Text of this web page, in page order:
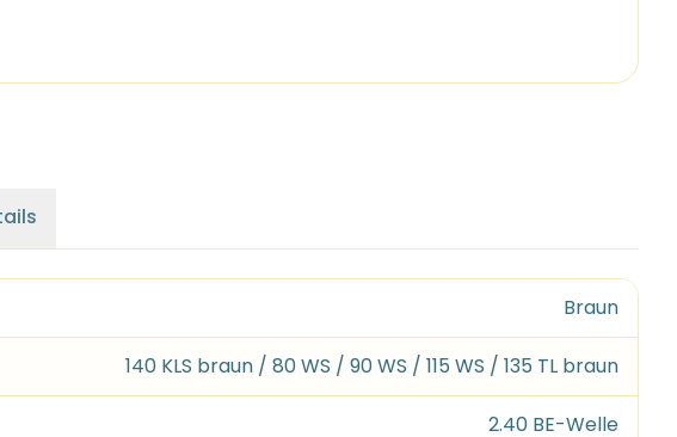
Braun
140 KLS braun / 80 WS / 90 WS / 115 WS / 135 TL braun
2.40 BE-Welle